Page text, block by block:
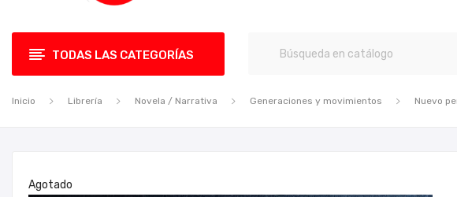
TODAS LAS CATEGORÍAS
Inicio Librería Novela / Narrativa Generaciones y movimientos Nuevo
Agotado